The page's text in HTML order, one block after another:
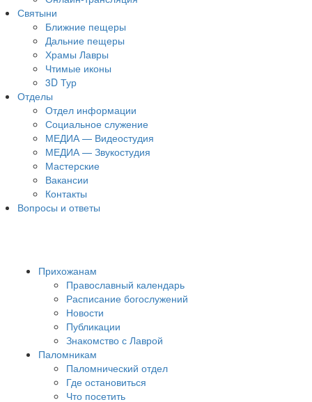
Святыни
Ближние пещеры
Дальние пещеры
Храмы Лавры
Чтимые иконы
3D Тур
Отделы
Отдел информации
Социальное служение
МЕДИА — Видеостудия
МЕДИА — Звукостудия
Мастерские
Вакансии
Контакты
Вопросы и ответы
Прихожанам
Православный календарь
Расписание богослужений
Новости
Публикации
Знакомство с Лаврой
Паломникам
Паломнический отдел
Где остановиться
Что посетить